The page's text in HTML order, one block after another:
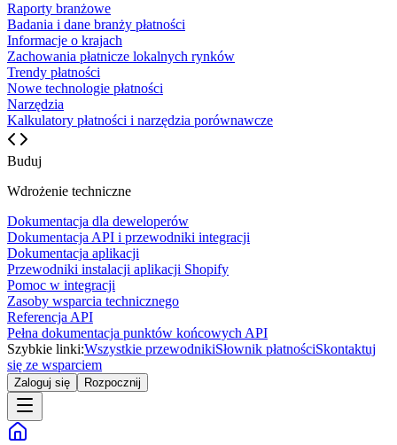
Raporty branżowe
Badania i dane branży płatności
Informacje o krajach
Zachowania płatnicze lokalnych rynków
Trendy płatności
Nowe technologie płatności
Narzędzia
Kalkulatory płatności i narzędzia porównawcze
Buduj
Wdrożenie techniczne
Dokumentacja dla deweloperów
Dokumentacja API i przewodniki integracji
Dokumentacja aplikacji
Przewodniki instalacji aplikacji Shopify
Pomoc w integracji
Zasoby wsparcia technicznego
Referencja API
Pełna dokumentacja punktów końcowych API
Szybkie linki:Wszystkie przewodnikiSłownik płatnościSkontaktuj
się ze wsparciem
Zaloguj się Rozpocznij